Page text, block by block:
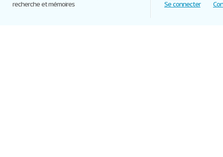
recherche et mémoires
Se connecter